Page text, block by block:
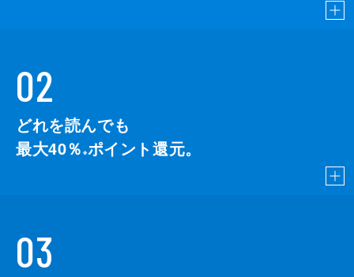
02
どれを読んでも
最大40％ ※ポイント還元。
03